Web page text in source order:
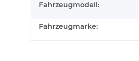
Fahrzeugmodell:
Fahrzeugmarke: